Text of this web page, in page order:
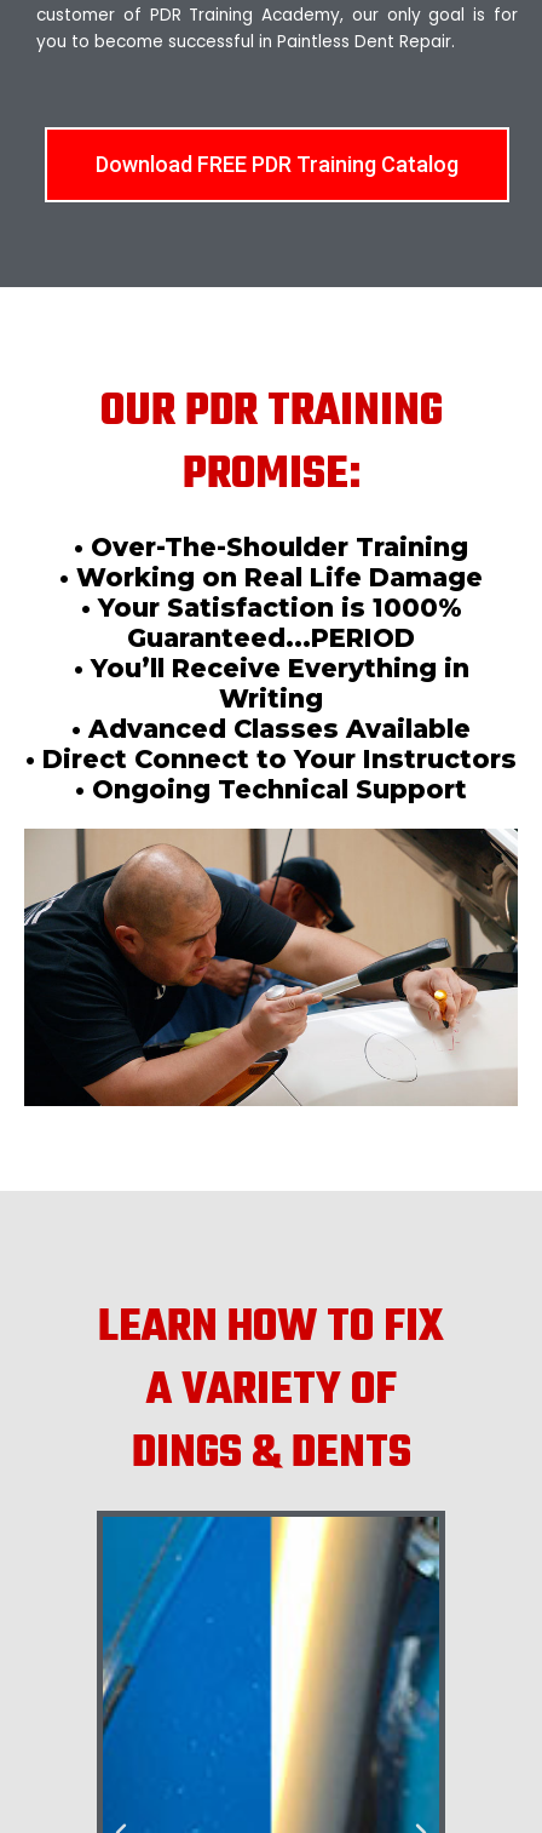
customer of PDR Training Academy, our only goal is for
you to become successful in Paintless Dent Repair.
Download FREE PDR Training Catalog
OUR PDR TRAINING
PROMISE:
• Over-The-Shoulder Training
• Working on Real Life Damage
• Your Satisfaction is 1000%
Guaranteed...PERIOD
• You’ll Receive Everything in
Writing
• Advanced Classes Available
• Direct Connect to Your Instructors
• Ongoing Technical Support
LEARN HOW TO FIX
A VARIETY OF
DINGS & DENTS